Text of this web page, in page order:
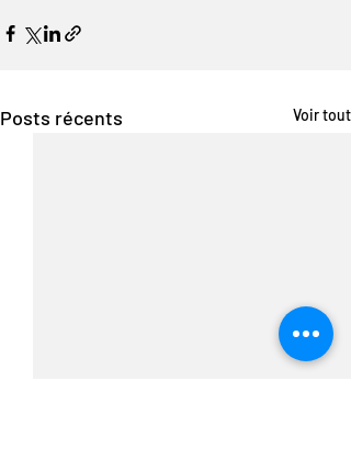
Posts récents Voir tout